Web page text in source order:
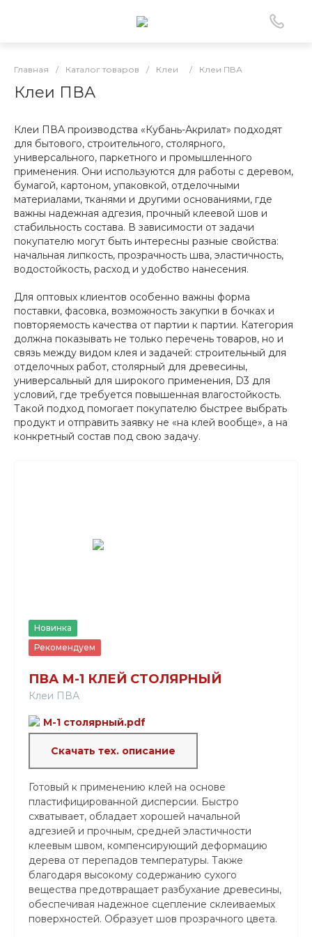
Главная / Каталог товаров / Клеи / Клеи ПВА
Клеи ПВА
Клеи ПВА производства «Кубань-Акрилат» подходят
для бытового, строительного, столярного,
универсального, паркетного и промышленного
применения. Они используются для работы с деревом,
бумагой, картоном, упаковкой, отделочными
материалами, тканями и другими основаниями, где
важны надежная адгезия, прочный клеевой шов и
стабильность состава. В зависимости от задачи
покупателю могут быть интересны разные свойства:
начальная липкость, прозрачность шва, эластичность,
водостойкость, расход и удобство нанесения.
Для оптовых клиентов особенно важны форма
поставки, фасовка, возможность закупки в бочках и
повторяемость качества от партии к партии. Категория
должна показывать не только перечень товаров, но и
связь между видом клея и задачей: строительный для
отделочных работ, столярный для древесины,
универсальный для широкого применения, D3 для
условий, где требуется повышенная влагостойкость.
Такой подход помогает покупателю быстрее выбрать
продукт и отправить заявку не «на клей вообще», а на
конкретный состав под свою задачу.
Новинка
Рекомендуем
ПВА М-1 КЛЕЙ СТОЛЯРНЫЙ
Клеи ПВА
М-1 столярный.pdf
Скачать тех. описание
Готовый к применению клей на основе
пластифицированной дисперсии. Быстро
схватывает, обладает хорошей начальной
адгезией и прочным, средней эластичности
клеевым швом, компенсирующий деформацию
дерева от перепадов температуры. Также
благодаря высокому содержанию сухого
вещества предотвращает разбухание древесины,
обеспечивая надежное сцепление склеиваемых
поверхностей. Образует шов прозрачного цвета.